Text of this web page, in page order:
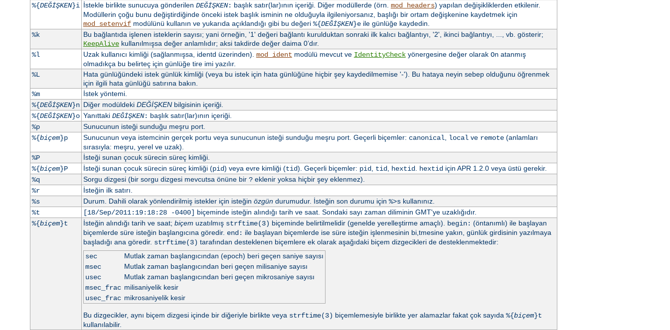
%{DEĞİŞKEN}i İstekle birlikte sunucuya gönderilen DEĞİŞKEN: başlık satır(lar)ının içeriği. Diğer modüllerde (örn. mod_headers) yapılan değişikliklerden etkilenir.
Modüllerin çoğu bunu değiştirdiğinde önceki istek başlık isminin ne olduğuyla ilgileniyorsanız, başlığı bir ortam değişkenine kaydetmek için
mod_setenvifmodülünü kullanın ve yukarıda açıklandığı gibi bu değeri %{DEĞİŞKEN}eile günlüğe kaydedin.
%k
Bu bağlantıda işlenen isteklerin sayısı; yani örneğin, '1' değeri bağlantı kurulduktan sonraki ilk kalıcı bağlantıyı, '2', ikinci bağlantıyı, ..., vb. gösterir;
KeepAlivekullanılmışsa değer anlamlıdır; aksi takdirde değer daima 0’dır.
%l
Uzak kullanıcı kimliği (sağlanmışsa, identd üzerinden). mod_ident modülü mevcut ve IdentityCheckyönergesine değer olarak Onatanmış
olmadıkça bu belirteç için günlüğe tire imi yazılır.
%L
Hata günlüğündeki istek günlük kimliği (veya bu istek için hata günlüğüne hiçbir şey kaydedilmemise '-'). Bu hataya neyin sebep olduğunu öğrenmek
için ilgili hata günlüğü satırına bakın.
%m
İstek yöntemi.
%{DEĞİŞKEN}n Diğer modüldeki DEĞİŞKENbilgisinin içeriği.
%{DEĞİŞKEN}o Yanıttaki DEĞİŞKEN: başlık satır(lar)ının içeriği.
%p
Sunucunun isteği sunduğu meşru port.
%{biçem}p Sunucunun veya istemcinin gerçek portu veya sunucunun isteği sunduğu meşru port. Geçerli biçemler: canonical local ve remote(anlamları
sırasıyla: meşru, yerel ve uzak).
%P
İsteği sunan çocuk sürecin süreç kimliği.
%{biçem}P İsteği sunan çocuk sürecin süreç kimliği (pid) veya evre kimliği (tid). Geçerli biçemler: pid, tid, hextid. hextidiçin APR 1.2.0 veya üstü gerekir.
%q
Sorgu dizgesi (bir sorgu dizgesi mevcutsa önüne bir ?eklenir yoksa hiçbir şey eklenmez).
%r
İsteğin ilk satırı.
%s
Durum. Dahili olarak yönlendirilmiş istekler için isteğin özgündurumudur. İsteğin son durumu için %>skullanınız.
%t
[18/Sep/2011:19:18:28 -0400] biçeminde isteğin alındığı tarih ve saat. Sondaki sayı zaman diliminin GMT'ye uzaklığıdır.
%{biçem}t İsteğin alındığı tarih ve saat; biçem uzatılmış strftime(3) biçeminde belirtilmelidir (genelde yerelleştirme amaçlı). begin: (öntanımlı) ile başlayan
biçemlerde süre isteğin başlangıcına göredir. end: ile başlayan biçemlerde ise süre isteğin işlenmesinin bi,tmesine yakın, günlük girdisinin yazılmaya
başladığı ana göredir. strftime(3) tarafından desteklenen biçemlere ek olarak aşağıdaki biçem dizgecikleri de desteklenmektedir:
sec
Mutlak zaman başlangıcından (epoch) beri geçen saniye sayısı
msec
Mutlak zaman başlangıcından beri geçen milisaniye sayısı
usec
Mutlak zaman başlangıcından beri geçen mikrosaniye sayısı
msec_frac milisaniyelik kesir
usec_frac mikrosaniyelik kesir
Bu dizgecikler, aynı biçem dizgesi içinde bir diğeriyle birlikte veya strftime(3) biçemlemesiyle birlikte yer alamazlar fakat çok sayıda %{biçem}t
kullanılabilir.